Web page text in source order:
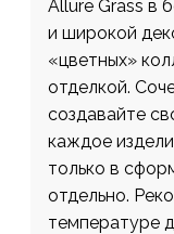
Allure Grass в
и широкой
«цветных»
отделкой.
создавайте
каждое
только в
отдельно.
температуре